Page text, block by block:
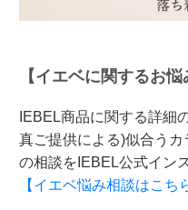
【イエベに関するお悩
IEBEL商品に関する詳細
真ご提供による)似合う
の相談をIEBEL公式イン
【イエベ悩み相談はこち